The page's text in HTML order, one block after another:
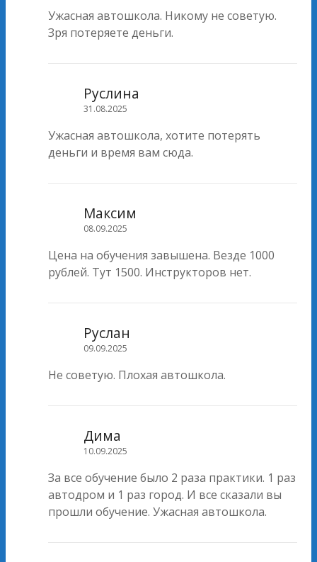
Ужасная автошкола. Никому не советую.
Зря потеряете деньги.
Руслина
31.08.2025
Ужасная автошкола, хотите потерять
деньги и время вам сюда.
Максим
08.09.2025
Цена на обучения завышена. Везде 1000
рублей. Тут 1500. Инструкторов нет.
Руслан
09.09.2025
Не советую. Плохая автошкола.
Дима
10.09.2025
За все обучение было 2 раза практики. 1 раз
автодром и 1 раз город. И все сказали вы
прошли обучение. Ужасная автошкола.